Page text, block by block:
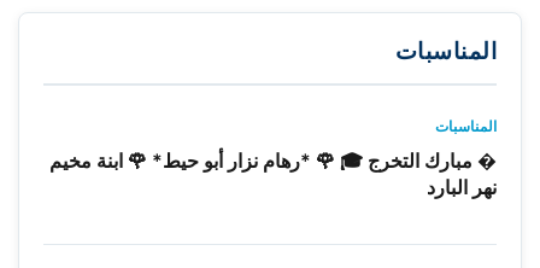
المناسبات
المناسبات
� مبارك التخرج 🎓 🌹 *رهام نزار أبو حيط* 🌹 ابنة مخيم
نهر البارد